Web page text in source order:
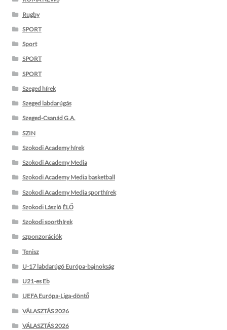
Rugby
SPORT
Sport
SPORT
SPORT
Szeged hírek
Szeged labdarúgás
Szeged-Csanád G.A.
SZIN
Szokodi Academy hírek
Szokodi Academy Media
Szokodi Academy Media basketball
Szokodi Academy Media sporthírek
Szokodi László ÉLŐ
Szokodi sporthírek
szponzorációk
Tenisz
U-17 labdarúgó Európa-bajnokság
U21-es Eb
UEFA Európa-Liga-döntő
VÁLASZTÁS 2026
VÁLASZTÁS 2026